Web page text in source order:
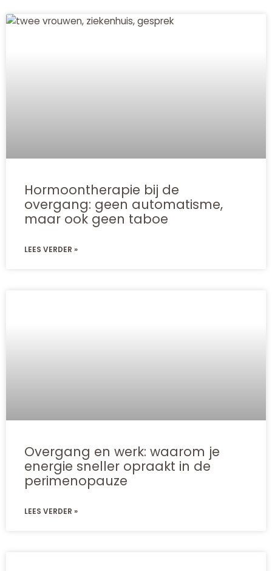
Hormoontherapie bij de
overgang: geen automatisme,
maar ook geen taboe
LEES VERDER »
Overgang en werk: waarom je
energie sneller opraakt in de
perimenopauze
LEES VERDER »